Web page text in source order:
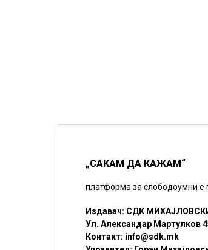
„САКАМ ДА КАЖАМ“
платформа за слободоумни е
Издавач: СДК
Ул. Александар Мартулков
Контакт: info@sdk.mk